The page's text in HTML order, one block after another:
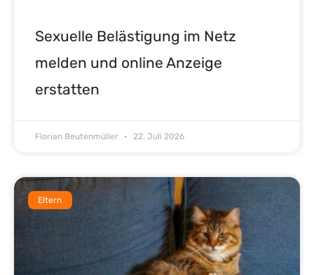
Sexuelle Belästigung im Netz
melden und online Anzeige
erstatten
Florian Beutenmüller 22. Juli 2026
Eltern